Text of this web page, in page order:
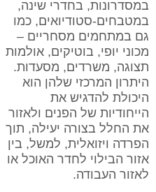
במסדרונות, בחדרי שינה,
במטבחים-סטודיואים, כמו
גם במתחמים מסחריים –
מכוני יופי, בוטיקים, אולמות
תצוגה, משרדים, מסעדות.
היתרון המרכזי שלהן הוא
היכולת להדגיש את
הייחודיות של הפנים ולאזור
את החלל בצורה יעילה, תוך
הפרדה ויזואלית, למשל, בין
אזור הבילוי לחדר האוכל או
לאזור העבודה.